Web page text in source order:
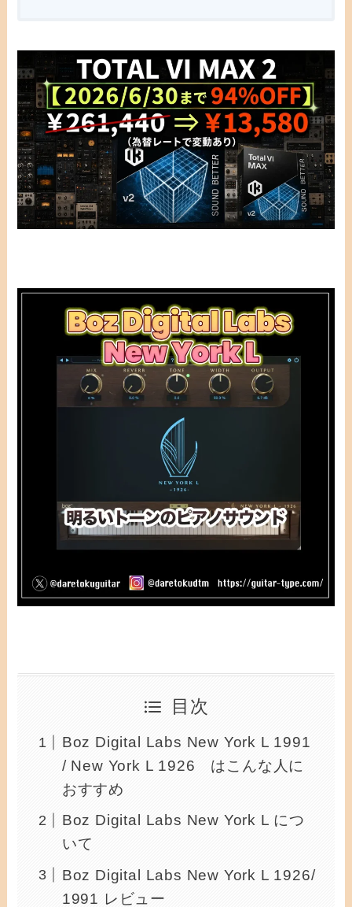
目次
Boz Digital Labs New York L 1991
/ New York L 1926 はこんな人に
おすすめ
Boz Digital Labs New York L につ
いて
Boz Digital Labs New York L 1926/
1991 レビュー